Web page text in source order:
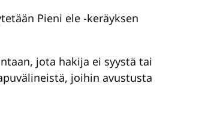
Pieni ele -keräyksen
jota hakija ei syystä tai
joihin avustusta